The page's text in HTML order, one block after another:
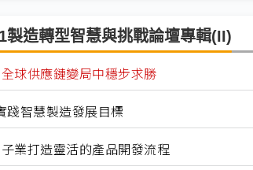
製造轉型智慧與挑戰論壇專輯(II)
球供應鏈變局中穩步求勝
踐智慧製造發展目標
業打造靈活的產品開發流程